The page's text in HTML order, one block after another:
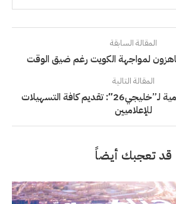
المقالة السابقة
لمواجهة الكويت رغم ضيق الوقت
المقالة التالية
رئيس اللجنة الإعلامية لـ”خليجي26″: تقديم كافة التسهيلات
للإعلاميين
قد تعجبك أيضاً